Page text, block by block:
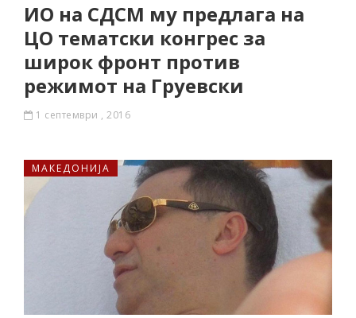
ИО на СДСМ му предлага на
ЦО тематски конгрес за
широк фронт против
режимот на Груевски
1 септември , 2016
МАКЕДОНИЈА